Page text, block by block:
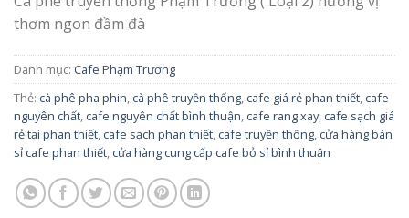
thơm ngon đầm đà
Danh mục: Cafe Phạm Trương
Thẻ: cà phê pha phin, cà phê truyền thống, cafe giá rẻ phan thiết, cafe
nguyên chất, cafe nguyên chất bình thuận, cafe rang xay, cafe sạch giá
rẻ tại phan thiết, cafe sạch phan thiết, cafe truyền thống, cửa hàng bán
sỉ cafe phan thiết, cửa hàng cung cấp cafe bỏ sỉ bình thuận